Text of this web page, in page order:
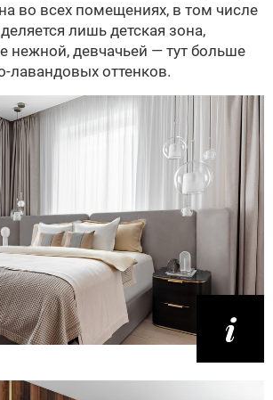
во всех помещениях, в том числе
лишь детская зона,
нежной, девчачьей — тут больше
лавандовых оттенков.